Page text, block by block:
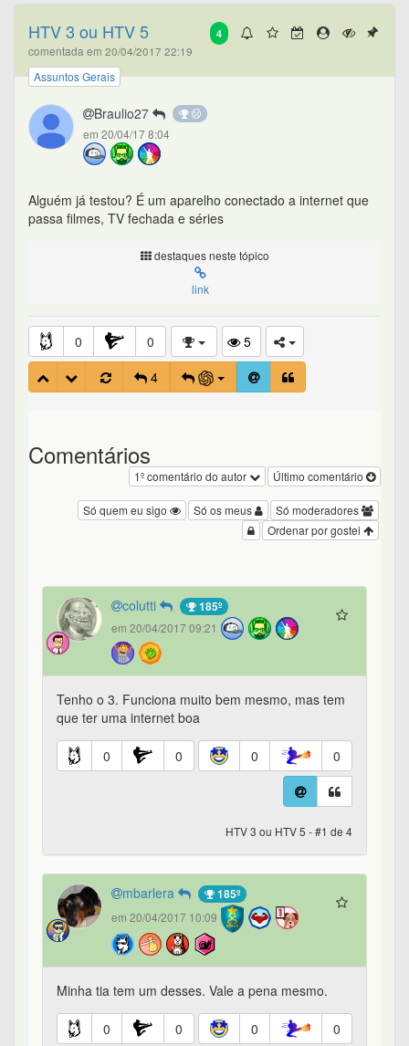
4
HTV 3 ou HTV 5
comentada em 20/04/2017 22:19
Assuntos Gerais
Braulio27
em 20/04/17 8:04
Alguém já testou? É um aparelho conectado a internet que
passa filmes, TV fechada e séries
destaques neste tópico
link
0 0
5
4
Comentários
Último comentário
1º comentário do autor
Só moderadores
Só os meus
Só quem eu sigo
Ordenar por gostei
colutti 185º
em 20/04/2017 09:21
Tenho o 3. Funciona muito bem mesmo, mas tem
que ter uma internet boa
0 0 0 0
HTV 3 ou HTV 5 - #1 de 4
mbarlera 185º
em 20/04/2017 10:09
Minha tia tem um desses. Vale a pena mesmo.
0 0 0 0